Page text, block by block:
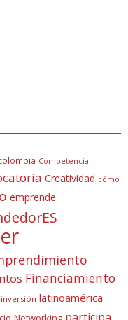
Competencia
Creatividad cómo
emprende
Financiamiento
inversión latinoamérica